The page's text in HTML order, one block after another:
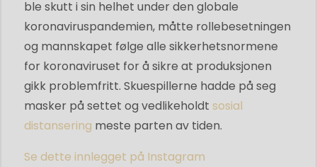
ble skutt i sin helhet under den globale
koronaviruspandemien, måtte rollebesetningen
og mannskapet følge alle sikkerhetsnormene
for koronaviruset for å sikre at produksjonen
gikk problemfritt. Skuespillerne hadde på seg
masker på settet og vedlikeholdt sosial
distansering meste parten av tiden.
Se dette innlegget på Instagram